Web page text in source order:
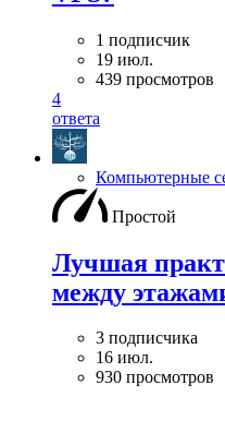
1 подписчик
19 июл.
439 просмотров
4
ответа
Компьютерные
Простой
Лучшая
между
3 подписчика
16 июл.
930 просмотров